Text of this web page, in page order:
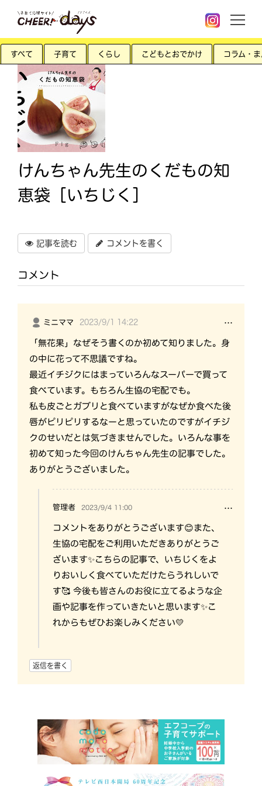
すべて 子育て くらし こどもとおでかけ コラム・
けんちゃん先生のくだもの知
恵袋［いちじく］
記事を読む コメントを書く
コメント
…
ミニママ 2023/9/1 14:22
「無花果」なぜそう書くのか初めて知りました。身
の中に花って不思議ですね。
最近イチジクにはまっていろんなスーパーで買って
食べています。もちろん生協の宅配でも。
私も皮ごとガブリと食べていますがなぜか食べた後
唇がピリピリするなーと思っていたのですがイチジ
クのせいだとは気づきませんでした。いろんな事を
初めて知った今回のけんちゃん先生の記事でした。
ありがとうございました。
…
コメントをありがとうございます😊また、
生協の宅配をご利用いただきありがとうご
ざいます✨こちらの記事で、いちじくをよ
りおいしく食べていただけたらうれしいで
す🥰 今後も皆さんのお役に立てるような企
画や記事を作っていきたいと思います✨こ
れからもぜひお楽しみください💛
管理者 2023/9/4 11:00
返信を書く